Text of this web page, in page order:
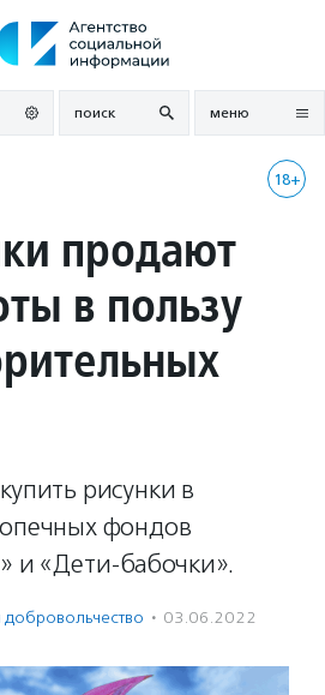
поиск меню
18+
продают
в пользу
рисунки в
фондов
и «Дети-бабочки».
доброволь­чест­во · 03.06.2022